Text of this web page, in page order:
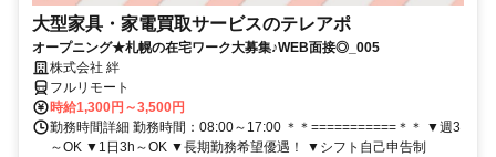
大型家具・家電買取サービスのテレアポ
オープニング★札幌の在宅ワーク大募集♪WEB面接◎_005
株式会社 絆
フルリモート
時給1,300円～3,500円
勤務時間詳細 勤務時間：08:00～17:00 ＊＊===========＊＊ ▼週3
～OK ▼1日3h～OK ▼長期勤務希望優遇！ ▼シフト自己申告制